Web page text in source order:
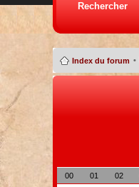
Rechercher
Index du forum •
00 01 02